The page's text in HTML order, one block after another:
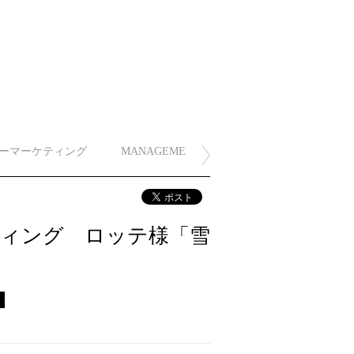
マーケティング MANAGEMENT
ィング ロッテ様「雪